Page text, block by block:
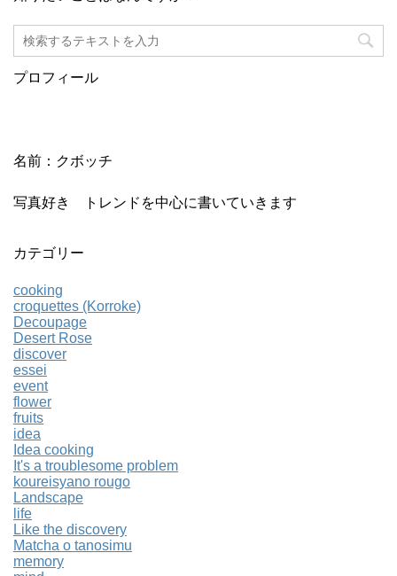
プロフィール
名前：クボッチ
写真好き トレンドを中心に書いていきます
カテゴリー
cooking
croquettes (Korroke)
Decoupage
Desert Rose
discover
essei
event
flower
fruits
idea
Idea cooking
It's a troublesome problem
koureisyano rougo
Landscape
life
Like the discovery
Matcha o tanosimu
memory